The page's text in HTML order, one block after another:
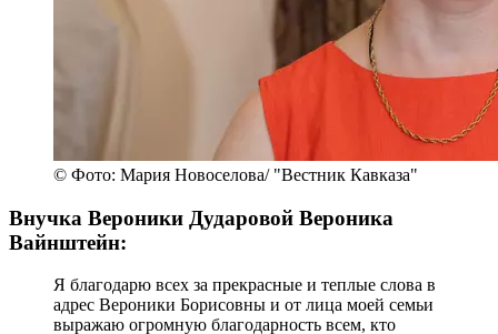
© Фото: Мария Новоселова/ "Вестник Кавказа"
Внучка Вероники Дударовой Вероника
Вайнштейн:
Я благодарю всех за прекрасные и теплые слова в
адрес Вероники Борисовны и от лица моей семьи
выражаю огромную благодарность всем, кто